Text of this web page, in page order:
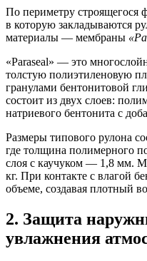
По периметру строящегося
в которую закладываются
материалы — мембраны
«Paraseal» — это
толстую полиэтиленовую
гранулами бентонитовой
состоит из двух слоев:
натриевого бентонита с
Размеры типового рулона
где толщина полимерного
слоя с каучуком — 1,8 мм.
кг. При контакте с влагой
объеме, создавая плотный
2. Защита
увлажнения